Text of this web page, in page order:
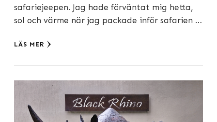
safariejeepen. Jag hade förväntat mig hetta,
sol och värme när jag packade inför safarien …
LÄS MER